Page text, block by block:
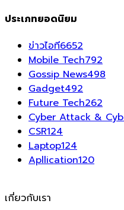
ประเภทยอดนิยม
ข่าวไอที6652
Mobile Tech792
Gossip News498
Gadget492
Future Tech262
Cyber Attack &
CSR124
Laptop124
Apllication120
เกี่ยวกับเรา